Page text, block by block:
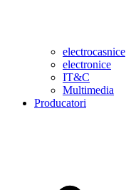
electrocasnice
electronice
IT&C
Multimedia
Producatori